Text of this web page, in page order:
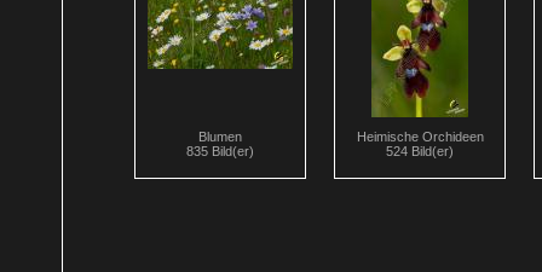
Blumen
835 Bild(er)
Heimische Orchideen
524 Bild(er)